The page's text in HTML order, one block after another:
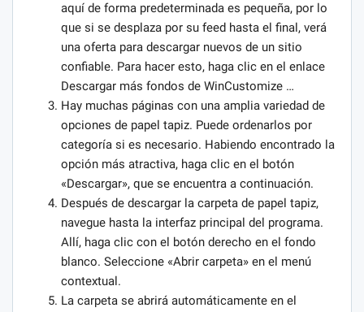
aquí de forma predeterminada es pequeña, por lo
que si se desplaza por su feed hasta el final, verá
una oferta para descargar nuevos de un sitio
confiable. Para hacer esto, haga clic en el enlace
Descargar más fondos de WinCustomize …
Hay muchas páginas con una amplia variedad de
opciones de papel tapiz. Puede ordenarlos por
categoría si es necesario. Habiendo encontrado la
opción más atractiva, haga clic en el botón
«Descargar», que se encuentra a continuación.
Después de descargar la carpeta de papel tapiz,
navegue hasta la interfaz principal del programa.
Allí, haga clic con el botón derecho en el fondo
blanco. Seleccione «Abrir carpeta» en el menú
contextual.
La carpeta se abrirá automáticamente en el